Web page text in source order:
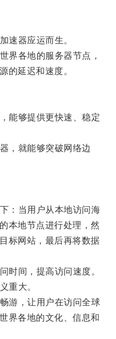
器应运而生。
各地的服务器节点，
的延迟和速度。
够提供更快速、稳定
就能够突破网络边
当用户从本地访问海
本地节点进行处理，然
标网站，最后再将数据
间，提高访问速度。
重大。
，让用户在访问全球
界各地的文化、信息和